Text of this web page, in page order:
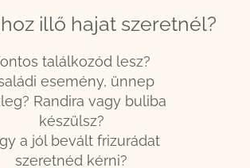
illő hajat szeretnél?
találkozód lesz?
esemény, ünnep
Randira vagy buliba
készülsz?
a jól bevált frizurádat
szeretnéd kérni?